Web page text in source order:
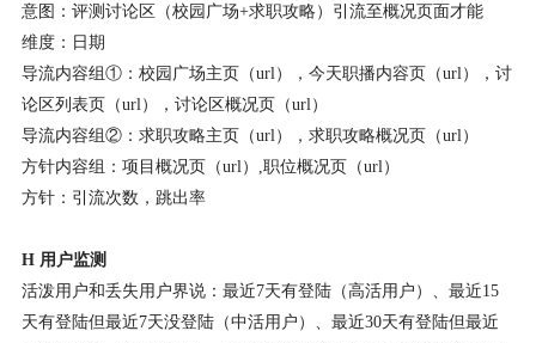
意图：评测讨论区（校园广场+求职攻略）引流至概况页面才能
维度：日期
导流内容组①：校园广场主页（url），今天职播内容页（url），讨
论区列表页（url），讨论区概况页（url）
导流内容组②：求职攻略主页（url），求职攻略概况页（url）
方针内容组：项目概况页（url）,职位概况页（url）
方针：引流次数，跳出率
H 用户监测
活泼用户和丢失用户界说：最近7天有登陆（高活用户）、最近15
天有登陆但最近7天没登陆（中活用户）、最近30天有登陆但最近